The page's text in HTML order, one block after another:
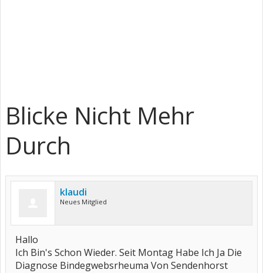
Blicke Nicht Mehr
Durch
klaudi
Neues Mitglied
Hallo
Ich Bin's Schon Wieder. Seit Montag Habe Ich Ja Die
Diagnose Bindegwebsrheuma Von Sendenhorst